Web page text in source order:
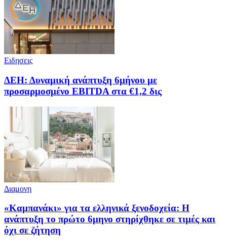
Ειδησεις
ΔΕΗ: Δυναμική ανάπτυξη 6μήνου με
προσαρμοσμένο EBITDA στα €1,2 δις
Διαμονη
«Καμπανάκι» για τα ελληνικά ξενοδοχεία: Η
ανάπτυξη το πρώτο 6μηνο στηρίχθηκε σε τιμές και
όχι σε ζήτηση